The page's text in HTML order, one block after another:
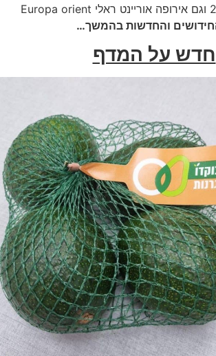
הקפה הטוב 2022 וגם אירופה אוריינט ראלי Europa orient
והחדשות בהמשך…
על המדף